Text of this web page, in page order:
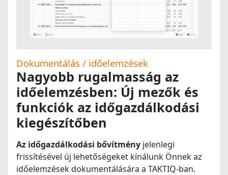
Dokumentálás / időelemzések
Nagyobb rugalmasság az
időelemzésben: Új mezők és
funkciók az időgazdálkodási
kiegészítőben
Az időgazdálkodási bővítmény jelenlegi
frissítésével új lehetőségeket kínálunk Önnek az
időelemzések dokumentálására a TAKTIQ-ban.